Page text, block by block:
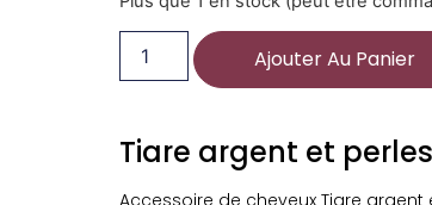
Ajouter Au Panier
Tiare argent et
Accessoire de cheveux Tiare